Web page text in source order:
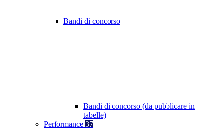
Bandi di concorso
Bandi di concorso (da pubblicare in
tabelle)
Performance 37